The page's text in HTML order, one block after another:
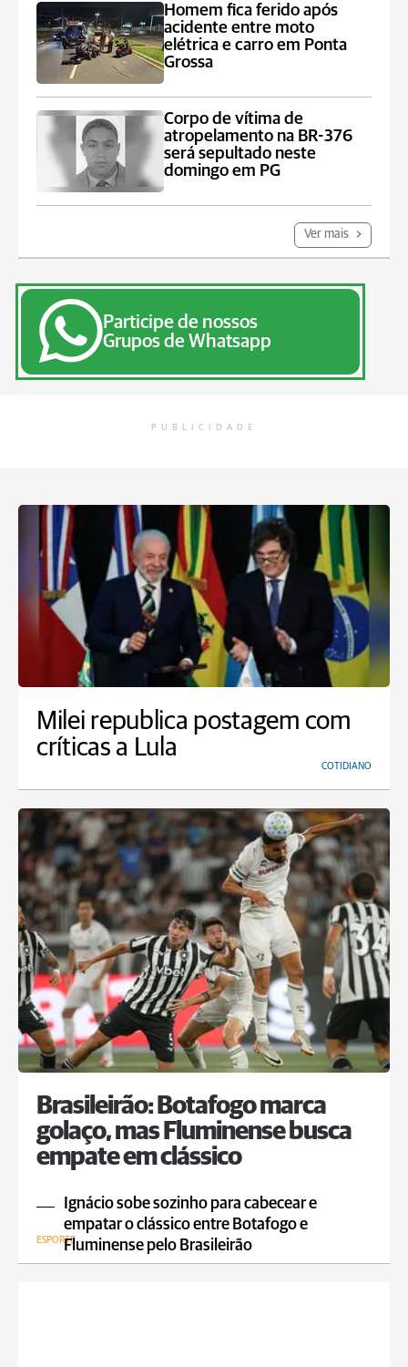
Homem fica ferido após
acidente entre moto
elétrica e carro em Ponta
Grossa
Corpo de vítima de
atropelamento na BR-376
será sepultado neste
domingo em PG
Ver mais
Participe de nossos
Grupos de Whatsapp
PUBLICIDADE
Milei republica postagem com
críticas a Lula
COTIDIANO
Brasileirão: Botafogo marca
golaço, mas Fluminense busca
empate em clássico
Ignácio sobe sozinho para cabecear e
empatar o clássico entre Botafogo e
Fluminense pelo Brasileirão
ESPORTE